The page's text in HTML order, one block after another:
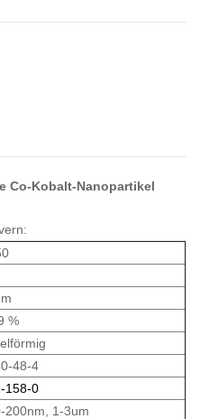
Co-Kobalt-Nanopartikel
%
48-4
158-0
200nm, 1-3um